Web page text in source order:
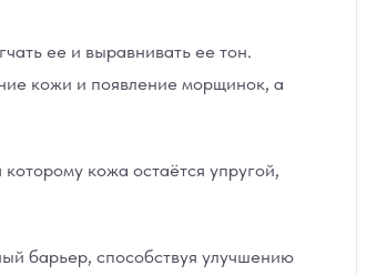
ее и выравнивать ее тон.
кожи и появление морщинок, а
кожа остаётся упругой,
барьер, способствуя улучшению